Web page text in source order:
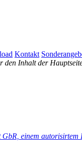
Kontakt
den Inhalt der
einem